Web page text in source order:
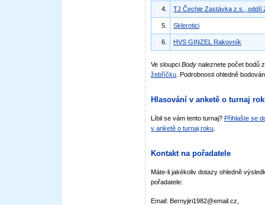
4. TJ Čechie Zastávka z.s., oddíl
5. Sklerotici
6. HVS GINZEL Rakovník
Ve sloupci Body naleznete počet bodů
žebříčku . Podrobnosti ohledně
Hlasování v anketě o turnaj
Líbil se vám tento turnaj? Přihlašte se
v anketě o turnaj roku
Kontakt na pořadatele
Máte-li jakékoliv dotazy ohledně
pořadatele:
Email: Bernyjiri1982@email.cz,